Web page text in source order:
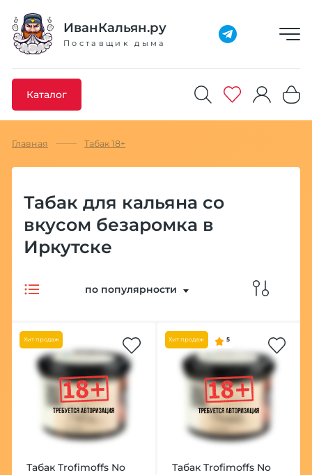
ИванКальян.ру
Поставщик дыма
Каталог
Добавлено максимальное кол-во товара
Главная Табак 18+
Табак для кальяна со
вкусом безаромка в
Иркутске
по популярности
Хит продаж
Табак Trofimoffs No
Хит продаж 5
Табак Trofimoffs No